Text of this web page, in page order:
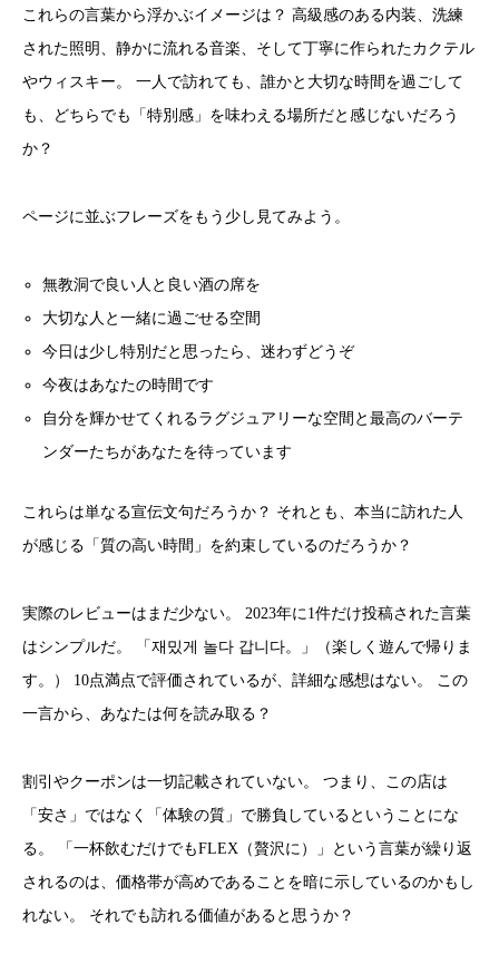
これらの言葉から浮かぶイメージは？ 高級感のある内装、洗練
された照明、静かに流れる音楽、そして丁寧に作られたカクテル
やウィスキー。 一人で訪れても、誰かと大切な時間を過ごして
も、どちらでも「特別感」を味わえる場所だと感じないだろう
か？
ページに並ぶフレーズをもう少し見てみよう。
無教洞で良い人と良い酒の席を
大切な人と一緒に過ごせる空間
今日は少し特別だと思ったら、迷わずどうぞ
今夜はあなたの時間です
自分を輝かせてくれるラグジュアリーな空間と最高のバーテ
ンダーたちがあなたを待っています
これらは単なる宣伝文句だろうか？ それとも、本当に訪れた人
が感じる「質の高い時間」を約束しているのだろうか？
実際のレビューはまだ少ない。 2023年に1件だけ投稿された言葉
はシンプルだ。 「재밌게 놀다 갑니다。」（楽しく遊んで帰りま
す。） 10点満点で評価されているが、詳細な感想はない。 この
一言から、あなたは何を読み取る？
割引やクーポンは一切記載されていない。 つまり、この店は
「安さ」ではなく「体験の質」で勝負しているということにな
る。 「一杯飲むだけでもFLEX（贅沢に）」という言葉が繰り返
されるのは、価格帯が高めであることを暗に示しているのかもし
れない。 それでも訪れる価値があると思うか？